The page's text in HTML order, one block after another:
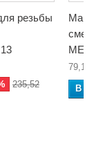
резьбы
235,52
79,12
В